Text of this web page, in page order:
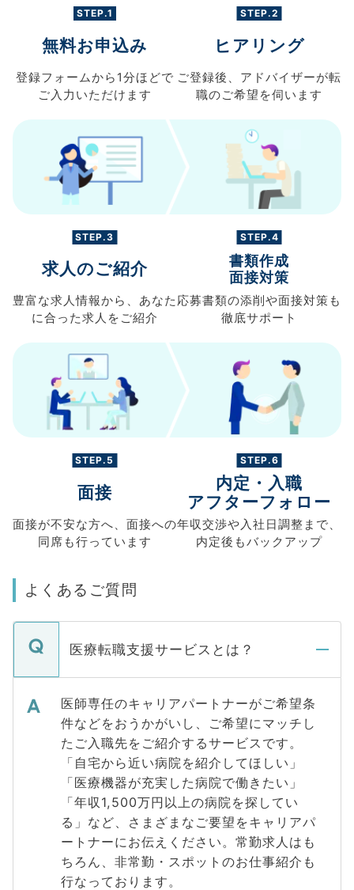
STEP.1
無料お申込み
登録フォームから 1分ほどで
ご入力 いただけます
STEP.2
ヒアリング
ご登録後、 アドバイザーが転
職のご希望を伺います
STEP.3
求人のご紹介
豊富な求人情報から、 あなた
に合った求人を ご紹介
STEP.4
書類作成
面接対策
応募書類の添削や面接対策も
徹底サポート
STEP.5
面接
面接が不安な方へ、 面接への
同席も行っています
STEP.6
内定・入職
アフターフォロー
年収交渉や入社日調整まで、
内定後もバックアップ
よくあるご質問
医療転職支援サービスとは？
医師専任のキャリアパートナーがご希望条
件などをおうかがいし、ご希望にマッチし
たご入職先をご紹介するサービスです。
「自宅から近い病院を紹介してほしい」
「医療機器が充実した病院で働きたい」
「年収1,500万円以上の病院を探してい
る」など、さまざまなご要望をキャリアパ
ートナーにお伝えください。常勤求人はも
ちろん、非常勤・スポットのお仕事紹介も
行なっております。